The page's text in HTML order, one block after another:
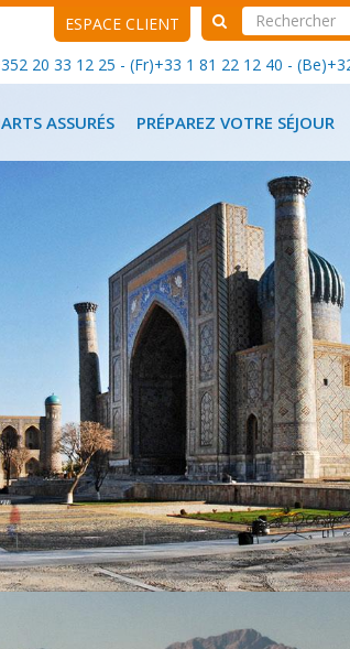
ESPACE CLIENT
20 33 12 25 - (Fr)+33 1 81 22 12 40 -
ASSURÉS PRÉPAREZ VOTRE SÉJOUR